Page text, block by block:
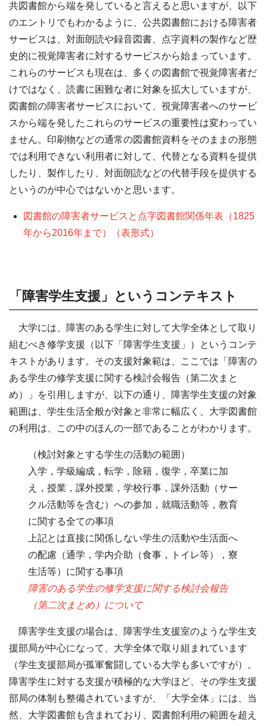
共図書館から端を発していると言えると思いますが、以下
のエントリでもわかるように、公共図書館における障害者
サービスは、対面朗読や録音図書、点字資料の製作など歴
史的に視覚障害者に対するサービスから始まっています。
これらのサービスも現在は、多くの図書館で視覚障害者だ
けではなく、読書に困難な者に対象を拡大していますが、
図書館の障害者サービスにおいて、視覚障害者へのサービ
スから端を発したこれらのサービスの重要性は変わってい
ません。印刷物などの通常の図書館資料をそのままの形態
では利用できない利用者に対して、代替となる資料を提供
したり、製作したり、対面朗読などの代替手段を提供する
というのが中心ではないかと思います。
図書館の障害者サービスと点字図書館関係年表（1825
年から2016年まで）（表形式）
「障害学生支援」というコンテキスト
大学には、障害のある学生に対して大学全体として取り
組むべき修学支援（以下「障害学生支援」）というコンテ
キストがあります。その支援対象範は、ここでは「障害の
ある学生の修学支援に関する検討会報告（第二次まと
め）」を引用しますが、以下の通り、障害学生支援の対象
範囲は、学生生活全般が対象と非常に幅広く、大学図書館
の利用は、この中のほんの一部であることがわかります。
（検討対象とする学生の活動の範囲）
入学，学級編成，転学，除籍，復学，卒業に加
え，授業，課外授業，学校行事，課外活動（サー
クル活動等を含む）への参加，就職活動等，教育
に関する全ての事項
上記とは直接に関係しない学生の活動や生活面へ
の配慮（通学，学内介助（食事，トイレ等），寮
生活等）に関する事項
障害のある学生の修学支援に関する検討会報告
（第二次まとめ）について
障害学生支援の場合は、障害学生支援室のような学生支
援部局が中心になって、大学全体で取り組まれています
（学生支援部局が孤軍奮闘している大学も多いですが）。
障害学生に対する支援が積極的な大学ほど、その学生支援
部局の体制も整備されていますが、「大学全体」には、当
然、大学図書館も含まれており、図書館利用の範囲を超え